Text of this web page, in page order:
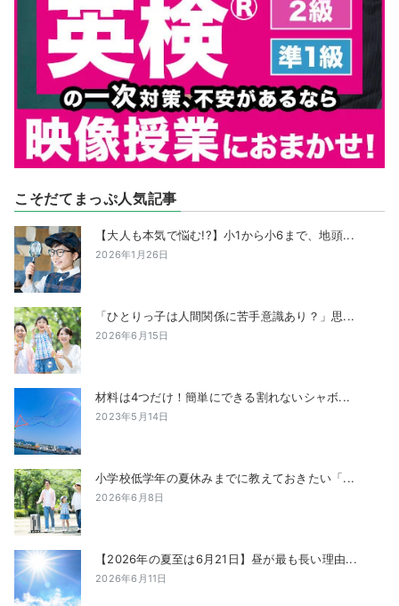
こそだてまっぷ人気記事
【大人も本気で悩む!?】小1から小6まで、地頭...
2026年1月26日
「ひとりっ子は人間関係に苦手意識あり？」思...
2026年6月15日
材料は4つだけ！簡単にできる割れないシャボ...
2023年5月14日
小学校低学年の夏休みまでに教えておきたい「...
2026年6月8日
【2026年の夏至は6月21日】昼が最も長い理由...
2026年6月11日